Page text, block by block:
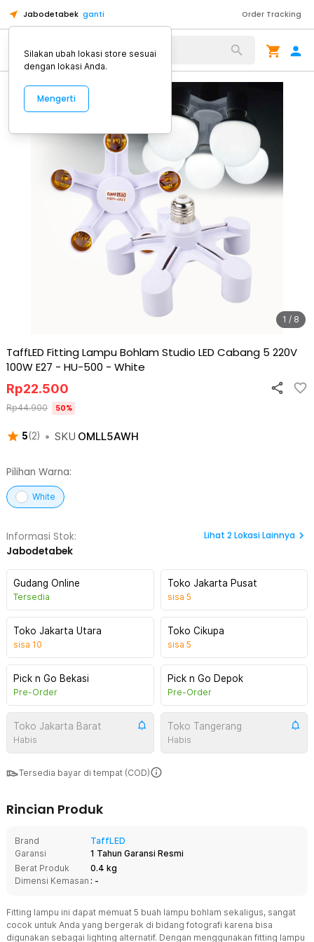
Jabodetabek ganti Order Tracking
Alat Kopi
1 / 8
TaffLED Fitting Lampu Bohlam Studio LED Cabang 5 220V
100W E27 - HU-500 - White
5(2) • SKU OMLL5AWH
Rp22.500
Rp44.900 50%
Pilihan Warna:
White
Informasi Stok:
Jabodetabek
Lihat 2Lokasi Lainnya
Gudang Online
Tersedia
Toko Jakarta Pusat
sisa 5
Toko Jakarta Utara
sisa 10
Toko Cikupa
sisa 5
Pick n Go Bekasi
Pre-Order
Pick n Go Depok
Pre-Order
Toko Jakarta Barat
Habis
Toko Tangerang
Habis
Tersedia bayar di tempat (COD)
Rincian Produk
Brand
TaffLED
Garansi
1 Tahun Garansi Resmi
Berat Produk
0.4 kg
Dimensi Kemasan : -
Fitting lampu ini dapat memuat 5 buah lampu bohlam sekaligus, sangat
cocok untuk Anda yang bergerak di bidang fotografi karena bisa
digunakan sebagai lighting alternatif. Dengan menggunakan fitting lampu
Silakan ubah lokasi store sesuai
dengan lokasi Anda.
Mengerti